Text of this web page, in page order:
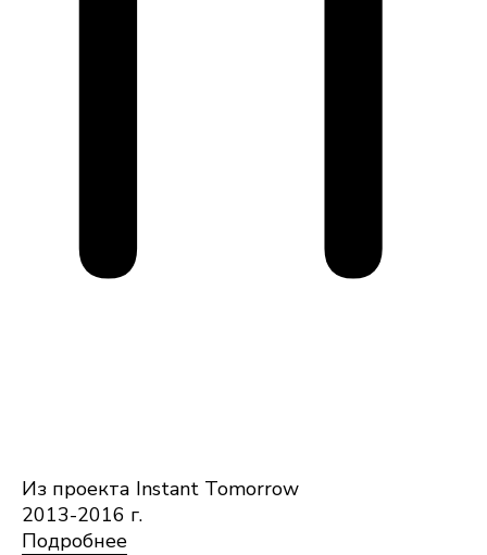
Из проекта Instant Tomorrow
2013-2016 г.
Подробнее